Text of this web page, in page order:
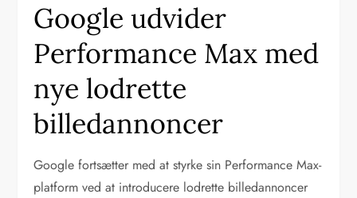
Google udvider
Performance Max med
nye lodrette
billedannoncer
Google fortsætter med at styrke sin Performance Max-
platform ved at introducere lodrette billedannoncer